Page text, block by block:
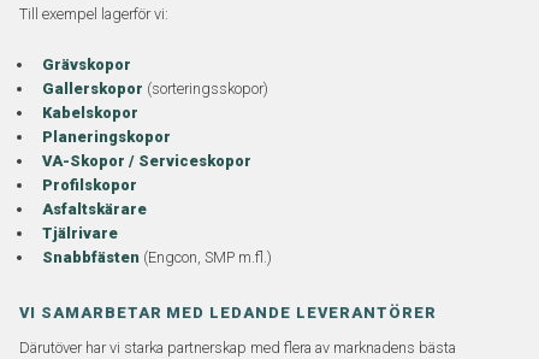
Till exempel lagerför vi:
Grävskopor
Gallerskopor (sorteringsskopor)
Kabelskopor
Planeringskopor
VA-Skopor / Serviceskopor
Profilskopor
Asfaltskärare
Tjälrivare
Snabbfästen (Engcon, SMP m.fl.)
VI SAMARBETAR MED LEDANDE LEVERANTÖRER
Därutöver har vi starka partnerskap med flera av marknadens bästa